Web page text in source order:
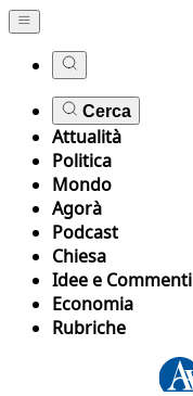
Cerca
Attualità
Politica
Mondo
Agorà
Podcast
Chiesa
Idee e Commenti
Economia
Rubriche